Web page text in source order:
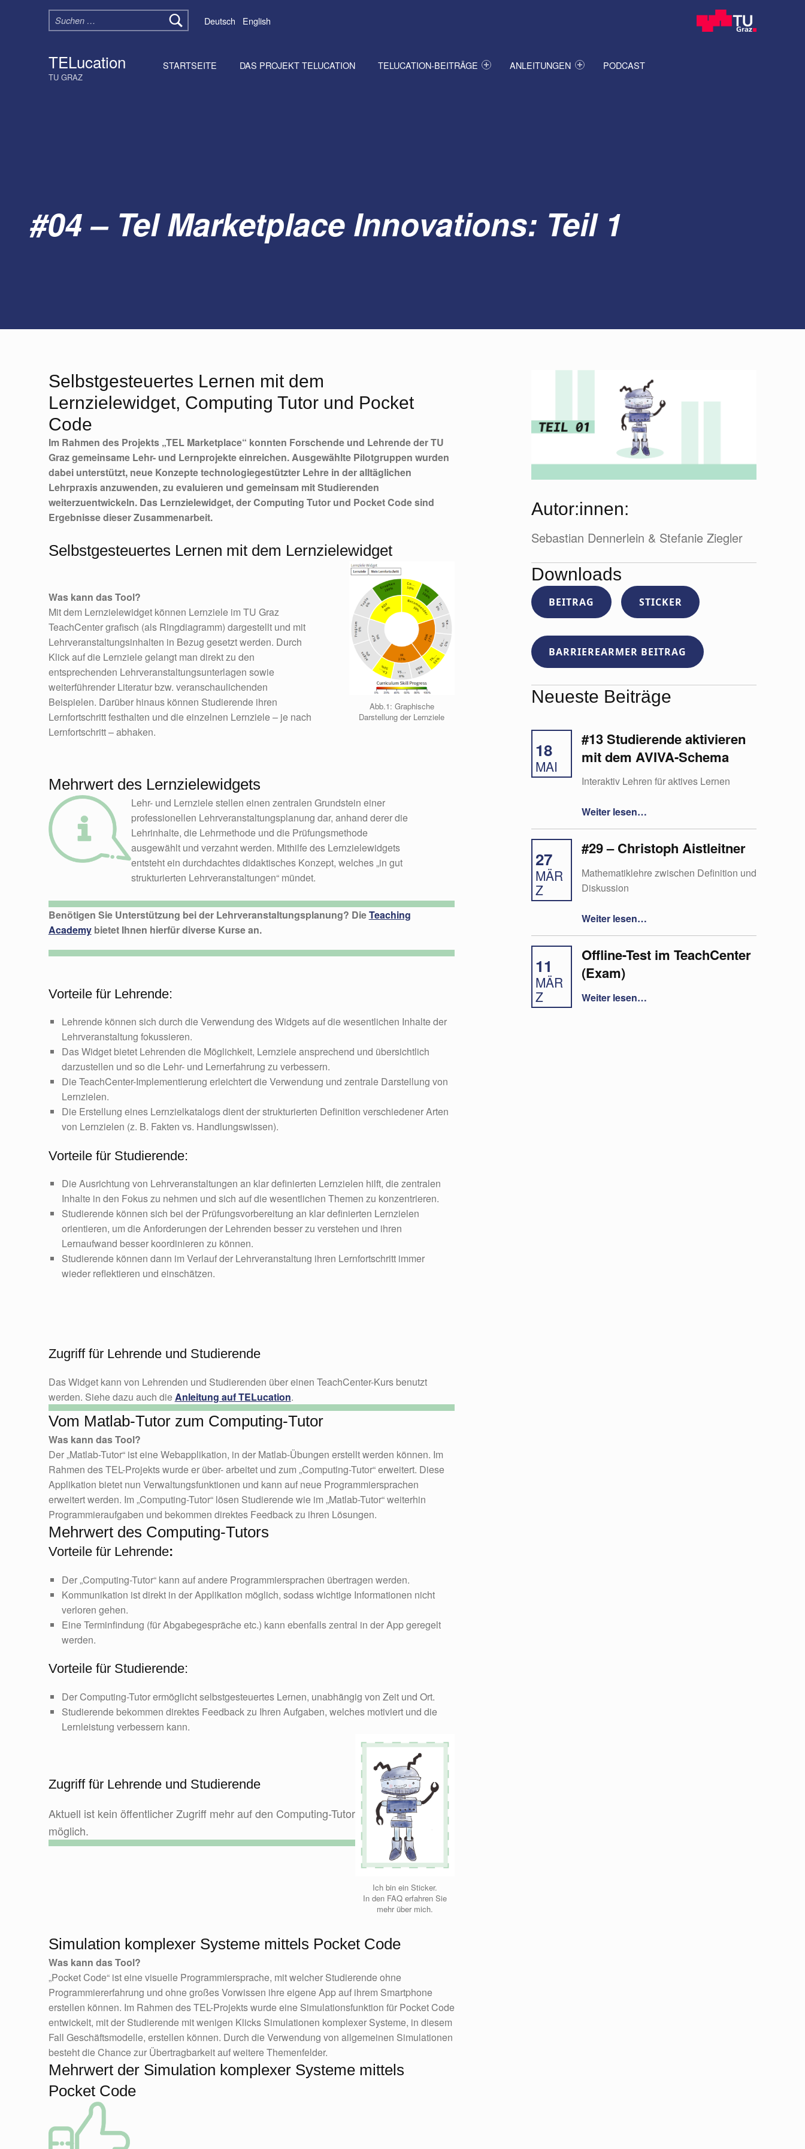
TELucation
TU GRAZ
STARTSEITE DAS PROJEKT TELUCATION TELUCATION-BEITRÄGE ANLEITUNGEN PODCAST
Suchen nach:
Deutsch
English
#04 – Tel Marketplace Innovations: Teil 1
Selbstgesteuertes Lernen mit dem
Lernzielewidget, Computing Tutor und Pocket
Code
Im Rahmen des Projekts „TEL Marketplace“ konnten Forschende und Lehrende der TU
Graz gemeinsame Lehr- und Lernprojekte einreichen. Ausgewählte Pilotgruppen wurden
dabei unterstützt, neue Konzepte technologiegestützter Lehre in der alltäglichen
Lehrpraxis anzuwenden, zu evaluieren und gemeinsam mit Studierenden
weiterzuentwickeln. Das Lernzielewidget, der Computing Tutor und Pocket Code sind
Ergebnisse dieser Zusammenarbeit.
Selbstgesteuertes Lernen mit dem Lernzielewidget
Was kann das Tool?
Mit dem Lernzielewidget können Lernziele im TU Graz
TeachCenter grafisch (als Ringdiagramm) dargestellt und mit
Lehrveranstaltungsinhalten in Bezug gesetzt werden. Durch
Klick auf die Lernziele gelangt man direkt zu den
entsprechenden Lehrveranstaltungsunterlagen sowie
weiterführender Literatur bzw. veranschaulichenden
Beispielen. Darüber hinaus können Studierende ihren
Lernfortschritt festhalten und die einzelnen Lernziele – je nach
Lernfortschritt – abhaken.
Mehrwert des Lernzielewidgets
Abb.1: Graphische
Darstellung der Lernziele
Lehr- und Lernziele stellen einen zentralen Grundstein einer
professionellen Lehrveranstaltungsplanung dar, anhand derer die
Lehrinhalte, die Lehrmethode und die Prüfungsmethode
ausgewählt und verzahnt werden. Mithilfe des Lernzielewidgets
entsteht ein durchdachtes didaktisches Konzept, welches „in gut
strukturierten Lehrveranstaltungen“ mündet.
Benötigen Sie Unterstützung bei der Lehrveranstaltungsplanung? DieTeaching
Academybietet Ihnen hierfür diverse Kurse an.
Vorteile für Lehrende:
Lehrende können sich durch die Verwendung des Widgets auf die wesentlichen Inhalte der
Lehrveranstaltung fokussieren.
Das Widget bietet Lehrenden die Möglichkeit, Lernziele ansprechend und übersichtlich
darzustellen und so die Lehr- und Lernerfahrung zu verbessern.
Die TeachCenter-Implementierung erleichtert die Verwendung und zentrale Darstellung von
Lernzielen.
Die Erstellung eines Lernzielkatalogs dient der strukturierten Definition verschiedener Arten
von Lernzielen (z. B. Fakten vs. Handlungswissen).
Vorteile für Studierende:
Die Ausrichtung von Lehrveranstaltungen an klar definierten Lernzielen hilft, die zentralen
Inhalte in den Fokus zu nehmen und sich auf die wesentlichen Themen zu konzentrieren.
Studierende können sich bei der Prüfungsvorbereitung an klar definierten Lernzielen
orientieren, um die Anforderungen der Lehrenden besser zu verstehen und ihren
Lernaufwand besser koordinieren zu können.
Studierende können dann im Verlauf der Lehrveranstaltung ihren Lernfortschritt immer
wieder reflektieren und einschätzen.
Zugriff für Lehrende und Studierende
Das Widget kann von Lehrenden und Studierenden über einen TeachCenter-Kurs benutzt
werden. Siehe dazu auch dieAnleitung auf TELucation.
Vom Matlab-Tutor zum Computing-Tutor
Was kann das Tool?
Der „Matlab-Tutor“ ist eine Webapplikation, in der Matlab-Übungen erstellt werden können. Im
Rahmen des TEL-Projekts wurde er über- arbeitet und zum „Computing-Tutor“ erweitert. Diese
Applikation bietet nun Verwaltungsfunktionen und kann auf neue Programmiersprachen
erweitert werden. Im „Computing-Tutor“ lösen Studierende wie im „Matlab-Tutor“ weiterhin
Programmieraufgaben und bekommen direktes Feedback zu ihren Lösungen.
Mehrwert des Computing-Tutors
Vorteile für Lehrende:
Der „Computing-Tutor“ kann auf andere Programmiersprachen übertragen werden.
Kommunikation ist direkt in der Applikation möglich, sodass wichtige Informationen nicht
verloren gehen.
Eine Terminfindung (für Abgabegespräche etc.) kann ebenfalls zentral in der App geregelt
werden.
Vorteile für Studierende:
Der Computing-Tutor ermöglicht selbstgesteuertes Lernen, unabhängig von Zeit und Ort.
Studierende bekommen direktes Feedback zu Ihren Aufgaben, welches motiviert und die
Lernleistung verbessern kann.
Zugriff für Lehrende und Studierende
Aktuell ist kein öffentlicher Zugriff mehr auf den Computing-Tutor
möglich.
Ich bin ein Sticker.
In den FAQ erfahren Sie
mehr über mich.
Simulation komplexer Systeme mittels Pocket Code
Was kann das Tool?
„Pocket Code“ ist eine visuelle Programmiersprache, mit welcher Studierende ohne
Programmiererfahrung und ohne großes Vorwissen ihre eigene App auf ihrem Smartphone
erstellen können. Im Rahmen des TEL-Projekts wurde eine Simulationsfunktion für Pocket Code
entwickelt, mit der Studierende mit wenigen Klicks Simulationen komplexer Systeme, in diesem
Fall Geschäftsmodelle, erstellen können. Durch die Verwendung von allgemeinen Simulationen
besteht die Chance zur Übertragbarkeit auf weitere Themenfelder.
Mehrwert der Simulation komplexer Systeme mittels
Pocket Code
Autor:innen:
Sebastian Dennerlein & Stefanie Ziegler
Downloads
BEITRAG STICKER
BARRIEREARMER BEITRAG
Neueste Beiträge
18
MAI
#13 Studierende aktivieren
mit dem AVIVA-Schema
Interaktiv Lehren für aktives Lernen
Weiter lesen“#13 Studierende aktivieren mit dem AVIVA-Schema”
…
27
MÄR
Z
#29 – Christoph Aistleitner
Mathematiklehre zwischen Definition und
Diskussion
Weiter lesen…
11
MÄR
Z
Offline-Test im TeachCenter
(Exam)
Weiter lesen…